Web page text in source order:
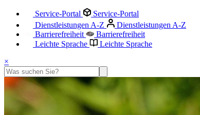
Service-Portal
Service-Portal
Dienstleistungen A-Z
Dienstleistungen A-Z
Barrierefreiheit
Barrierefreiheit
Leichte Sprache
Leichte Sprache
×